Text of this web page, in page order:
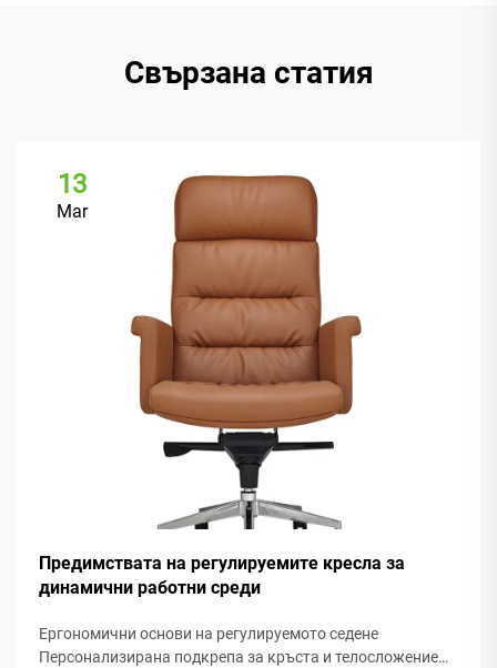
Свързана статия
13
Mar
Предимствата на регулируемите кресла за
динамични работни среди
Ергономични основи на регулируемото седене
Персонализирана подкрепа за кръста и телосложение